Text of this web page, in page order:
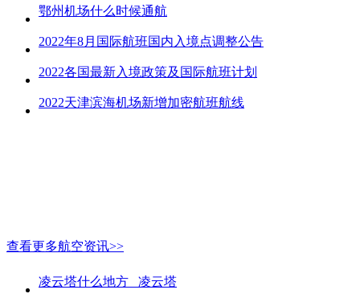
鄂州机场什么时候通航
2022年8月国际航班国内入境点调整公告
2022各国最新入境政策及国际航班计划
2022天津滨海机场新增加密航班航线
查看更多航空资讯>>
凌云塔什么地方_ 凌云塔